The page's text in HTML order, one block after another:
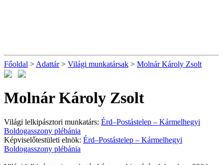
Főoldal > Adattár> Világi munkatársak > Molnár Károly Zsolt
Molnár Károly Zsolt
Világi lelkipásztori munkatárs: Érd–Postástelep – Kármelhegyi
Boldogasszony plébánia
Képviselőtestületi elnök: Érd–Postástelep – Kármelhegyi
Boldogasszony plébánia